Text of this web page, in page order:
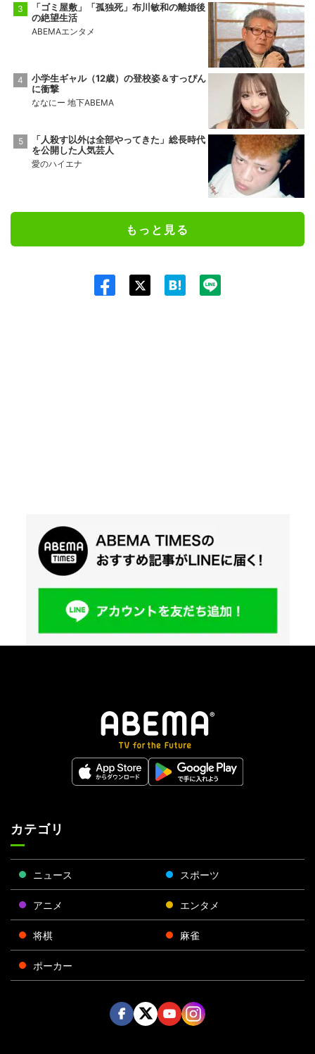
「ゴミ屋敷」「孤独死」布川敏和の離婚後
の絶望生活
ABEMAエンタメ
小学生ギャル（12歳）の登校姿＆すっぴん
に衝撃
ななにー 地下ABEMA
「人殺す以外は全部やってきた」総長時代
を公開した人気芸人
愛のハイエナ
もっと見る
カテゴリ
ニュース スポーツ
アニメ エンタメ
将棋 麻雀
ポーカー